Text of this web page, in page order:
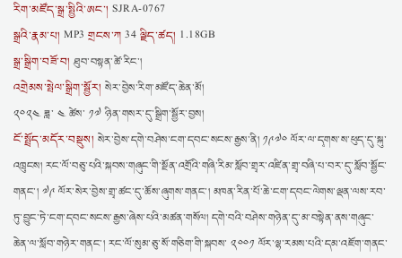
རིག་མཛོད་སྒྲ་སྤྱིའི་ཨང་། SJRA-0767
སྒྲའི་རྣམ་པ། MP3གྲངས་ཀ 34 ལྗིད་ཚད། 1.18GB
སྒྲ་སྒྲིག་བཟོ་བ། ཐུབ་བསྟན་ཚེ་རིང་།
འགྲེམས་སྤེལ་སྒྲིག་སྦྱོར། སེར་བྱེས་རིག་མཛོད་ཆེན་མོ།
༢༠༢༤ ཟླ་ ༤ ཚེས་ ༡༧ ཉིན་གསར་དུ་སྒྲིག་སྦྱོར་བྱས།
ངོ་སྤྲོད་མདོར་བསྡུས། སེར་བྱེས་དགེ་བཤེས་ངག་དབང་སངས་རྒྱས་ནི། ༡༩༧༠ ལོར་ལ་དྭགས་ས་ཕུད་དུ་སྐུ་
འཁྲུངས། རང་ལོ་བཅུ་པའི་སྐབས་གཞུང་གི་སྔོན་འགྲོའི་གཞི་རིམ་སློབ་གྲྭར་འཛིན་གྲྭ་བཞི་པ་བར་དུ་སློབ་སྦྱོང་
གནང་། ༧༩ ལོར་སེར་བྱེས་གྲྭ་ཚང་དུ་ཆོས་ཞུགས་གནང་། མཁན་རིན་པོ་ཆེ་ངག་དབང་ལེགས་ལྡན་ལས་རབ་
ཏུ་བྱུང་ཏེ་ངག་དབང་སངས་རྒྱས་ཞེས་པའི་མཚན་གསོལ། དགེ་བའི་བཤེས་གཉེན་དུ་མ་བསྟེན་ནས་གཞུང་
ཆེན་ལ་སློབ་གཉེར་གནང་། རང་ལོ་སུམ་ཅུ་སོ་གཅིག་གི་སྐབས་ ༢༠༠༡ ལོར་ལྷ་རམས་པའི་དམ་འཇོག་གནང་